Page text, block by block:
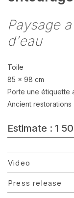
Paysage
d'eau
Toile
85 x 98 cm
Porte une étiquette
Ancient restorations
Estimate : 1
Video
Press release